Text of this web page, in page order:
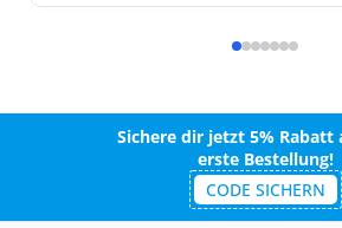
Sichere dir jetzt 5% Rabatt
erste Bestellung!
CODE SICHERN